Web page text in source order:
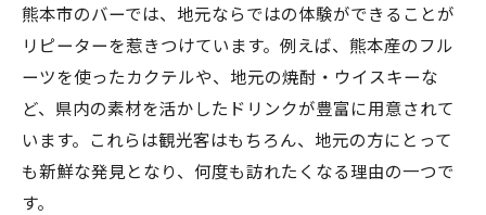
熊本市のバーでは、地元ならではの体験ができることが
リピーターを惹きつけています。例えば、熊本産のフル
ーツを使ったカクテルや、地元の焼酎・ウイスキーな
ど、県内の素材を活かしたドリンクが豊富に用意されて
います。これらは観光客はもちろん、地元の方にとって
も新鮮な発見となり、何度も訪れたくなる理由の一つで
す。